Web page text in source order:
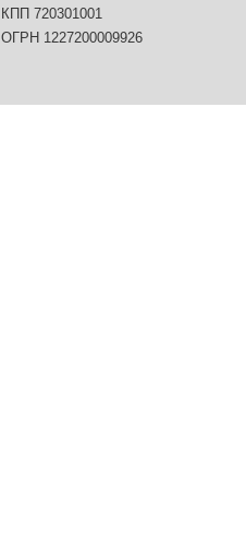
КПП 720301001
ОГРН 1227200009926